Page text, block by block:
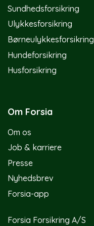
Sundhedsforsikring
Ulykkesforsikring
Børneulykkesforsikring
Hundeforsikring
Husforsikring
Om Forsia
Om os
Job & karriere
Presse
Nyhedsbrev
Forsia-app
Forsia Forsikring A/S